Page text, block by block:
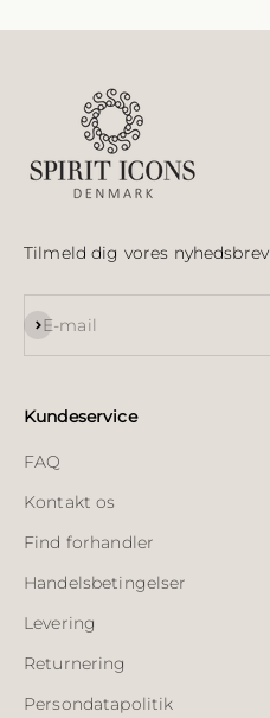
Tilmeld dig vores nyhedsbrev
E-mail
Abonnér
Kundeservice
FAQ
Kontakt os
Find forhandler
Handelsbetingelser
Levering
Returnering
Persondatapolitik